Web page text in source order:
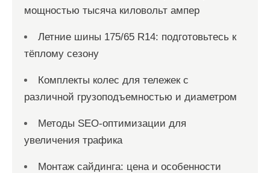
мощностью тысяча киловольт ампер
Летние шины 175/65 R14: подготовьтесь к
тёплому сезону
Комплекты колес для тележек с
различной грузоподъемностью и диаметром
Методы SEO-оптимизации для
увеличения трафика
Монтаж сайдинга: цена и особенности